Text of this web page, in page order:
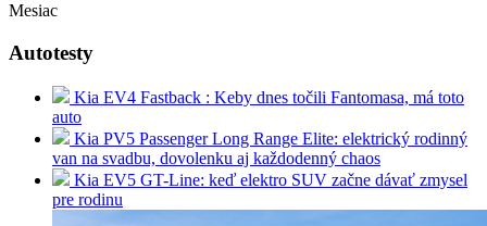
Mesiac
Autotesty
Kia EV4 Fastback : Keby dnes točili Fantomasa, má toto
auto
Kia PV5 Passenger Long Range Elite: elektrický rodinný
van na svadbu, dovolenku aj každodenný chaos
Kia EV5 GT-Line: keď elektro SUV začne dávať zmysel
pre rodinu